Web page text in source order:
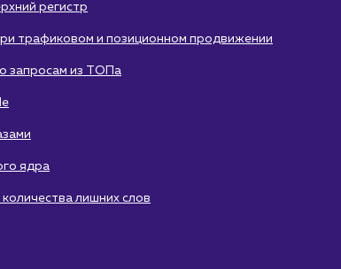
регистр
трафиковом и позиционном продвижении
запросам из ТОПа
ядра
лишних слов